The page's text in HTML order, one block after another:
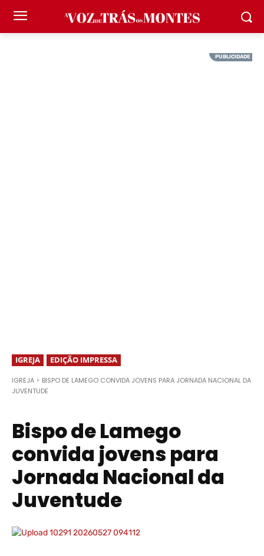
IGREJA EDIÇÃO IMPRESSA
IGREJA
BISPO DE LAMEGO CONVIDA JOVENS PARA JORNADA NACIONAL DA
JUVENTUDE
Bispo de Lamego
convida jovens para
Jornada Nacional da
Juventude